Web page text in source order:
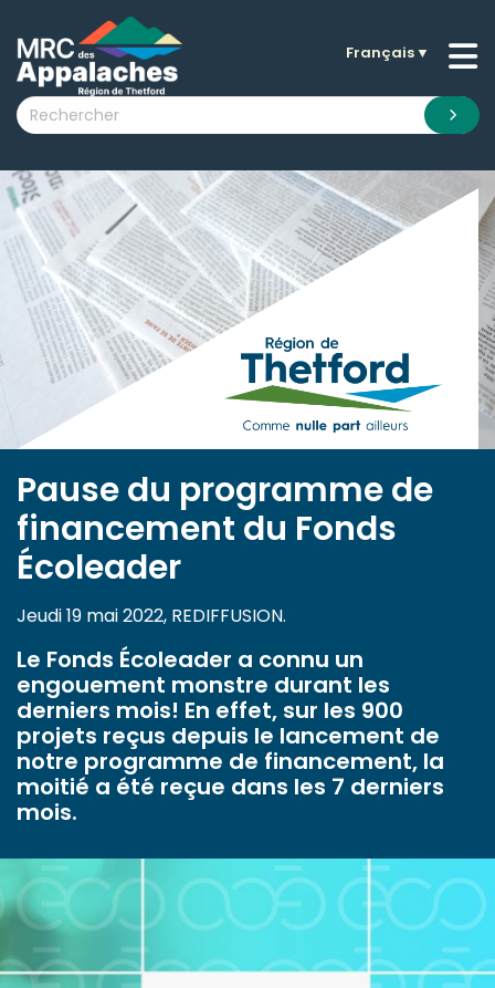
submenu (La MRC )
submenu (Citoyens )
submenu (Visiteurs )
submenu (Nouvelles )
submenu (Documentation )
Français▼
Pause du programme de
financement du Fonds
Écoleader
Jeudi 19 mai 2022, REDIFFUSION.
Le Fonds Écoleader a connu un
engouement monstre durant les
derniers mois! En effet, sur les 900
projets reçus depuis le lancement de
notre programme de financement, la
moitié a été reçue dans les 7 derniers
mois.